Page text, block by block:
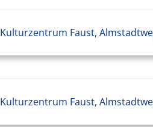
Kulturzentrum Faust,
Kulturzentrum Faust,